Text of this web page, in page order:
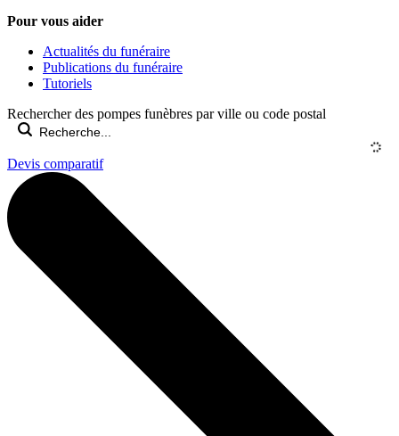
Pour vous aider
Actualités du funéraire
Publications du funéraire
Tutoriels
Rechercher des pompes funèbres par ville ou code postal
Devis comparatif